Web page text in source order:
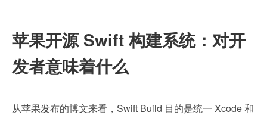
苹果开源 Swift 构建系统：对开
发者意味着什么
从苹果发布的博文来看，Swift Build 目的是统一 Xcode 和